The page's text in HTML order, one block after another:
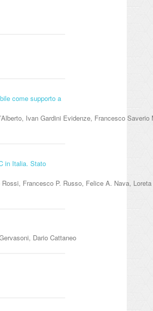
come supporto a
Ivan Gardini Evidenze, Francesco Saverio
in Italia. Stato
Francesco P. Russo, Felice A. Nava,
Dario Cattaneo